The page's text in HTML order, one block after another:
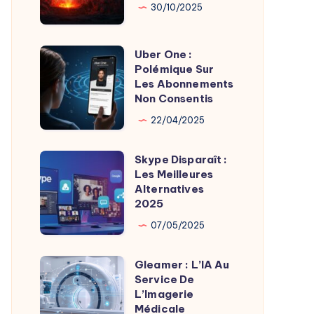
Fondateur
Chaudes
Géothermie
30/10/2025
Uber
One
Polémique
Sur
Les
Abonnements
Non
Consentis
Uber One :
Polémique Sur
Les Abonnements
Non Consentis
22/04/2025
Skype
Disparaît
:
Les
Meilleures
Alternatives
2025
Skype Disparaît :
Les Meilleures
Alternatives
2025
07/05/2025
Gleamer
:
L’IA
Gleamer : L’IA Au
Service De
L’Imagerie
Médicale